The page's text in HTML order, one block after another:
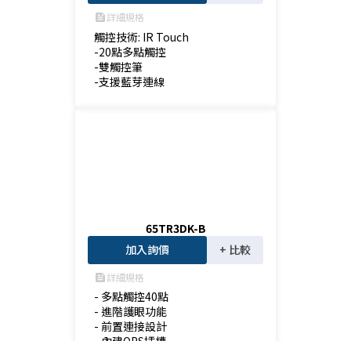
feed詳細規格
觸控技術: IR Touch
-20點多點觸控
-雙觸控筆
-支援藍芽連線
65TR3DK-B
加入詢價
+ 比較
feed詳細規格
- 多點觸控40點
- 進階護眼功能
- 前置連接設計